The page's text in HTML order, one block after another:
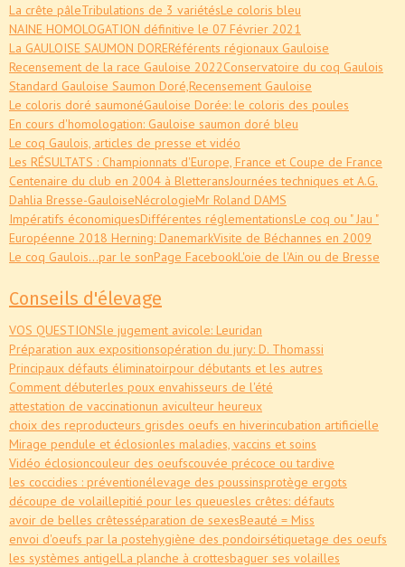
La crête pâleTribulations de 3 variétésLe coloris bleu
NAINE HOMOLOGATION définitive le 07 Février 2021
La GAULOISE SAUMON DORERéférents régionaux Gauloise
Recensement de la race Gauloise 2022Conservatoire du coq Gaulois
Standard Gauloise Saumon Doré,Recensement Gauloise
Le coloris doré saumonéGauloise Dorée: le coloris des poules
En cours d'homologation: Gauloise saumon doré bleu
Le coq Gaulois, articles de presse et vidéo
Les RÉSULTATS : Championnats d'Europe, France et Coupe de France
Centenaire du club en 2004 à BletteransJournées techniques et A.G.
Dahlia Bresse-GauloiseNécrologieMr Roland DAMS
Impératifs économiquesDifférentes réglementationsLe coq ou " Jau "
Européenne 2018 Herning: DanemarkVisite de Béchannes en 2009
Le coq Gaulois...par le sonPage FacebookL'oie de l'Ain ou de Bresse
Conseils d'élevage
VOS QUESTIONSle jugement avicole: Leuridan
Préparation aux expositionsopération du jury: D. Thomassi
Principaux défauts éliminatoirpour débutants et les autres
Comment débuterles poux envahisseurs de l'été
attestation de vaccinationun aviculteur heureux
choix des reproducteurs grisdes oeufs en hiverincubation artificielle
Mirage pendule et éclosionles maladies, vaccins et soins
Vidéo éclosioncouleur des oeufscouvée précoce ou tardive
les coccidies : préventionélevage des poussinsprotège ergots
découpe de volaillepitié pour les queuesles crêtes: défauts
avoir de belles crêtesséparation de sexesBeauté = Miss
envoi d'oeufs par la postehygiène des pondoirsétiquetage des oeufs
les systèmes antigelLa planche à crottesbaguer ses volailles